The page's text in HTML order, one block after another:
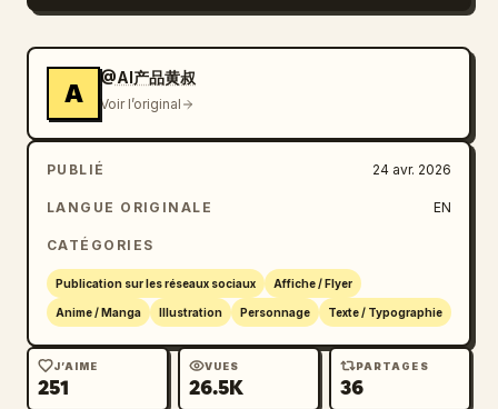
Ajoutez des détails subtils inspirés du
compris des formes segmentées en coquille
rouge brillant derrière et autour de sa
chaise. Le bureau contient exactement 7
objets visibles : 1 ordinateur portable
ouvert avec un logo de homard rouge et les
mots "XIA XIA", 1 pile de livres sombres
ouvert avec des croquis manuscrits et des
notes en chinois, 1 stylo plume noir, 1
plaque de bureau rectangulaire noire avec du
emporter avec un logo de homard assorti et 1
badge d'employé suspendu. En arrière-plan à
A
@AI产品黄叔
Voir l’original
PUBLIÉ 24 avr. 2026
LANGUE ORIGINALE EN
CATÉGORIES
Publication sur les réseaux sociaux Affiche / Flyer
Anime / Manga Illustration Personnage Texte / Typographie
J’AIME
251
VUES
26.5K
PARTAGES
36